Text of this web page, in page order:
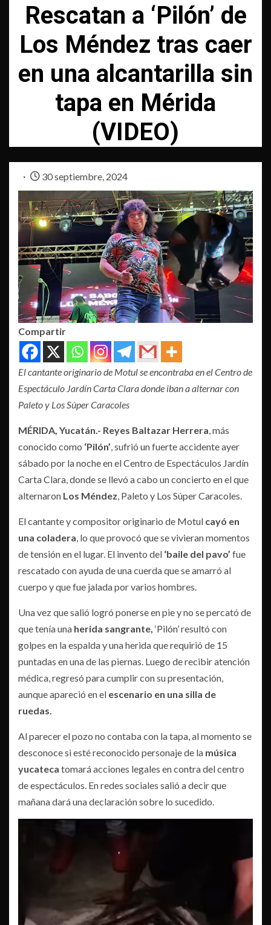
Rescatan a ‘Pilón’ de
Los Méndez tras caer
en una alcantarilla sin
tapa en Mérida
(VIDEO)
30 septiembre, 2024
Compartir
El cantante originario de Motul se encontraba en el Centro de
Espectáculo Jardín Carta Clara donde iban a alternar con
Paleto y Los Súper Caracoles
MÉRIDA, Yucatán.- Reyes Baltazar Herrera, más
conocido como ‘Pilón’, sufrió un fuerte accidente ayer
sábado por la noche en el Centro de Espectáculos Jardín
Carta Clara, donde se llevó a cabo un concierto en el que
alternaron Los Méndez, Paleto y Los Súper Caracoles.
El cantante y compositor originario de Motul cayó en
una coladera, lo que provocó que se vivieran momentos
de tensión en el lugar. El invento del ‘baile del pavo’ fue
rescatado con ayuda de una cuerda que se amarró al
cuerpo y que fue jalada por varios hombres.
Una vez que salió logró ponerse en pie y no se percató de
que tenía una herida sangrante, ‘Pilón’ resultó con
golpes en la espalda y una herida que requirió de 15
puntadas en una de las piernas. Luego de recibir atención
médica, regresó para cumplir con su presentación,
aunque apareció en el escenario en una silla de
ruedas.
Al parecer el pozo no contaba con la tapa, al momento se
desconoce si esté reconocido personaje de la música
yucateca tomará acciones legales en contra del centro
de espectáculos. En redes sociales salió a decir que
mañana dará una declaración sobre lo sucedido.